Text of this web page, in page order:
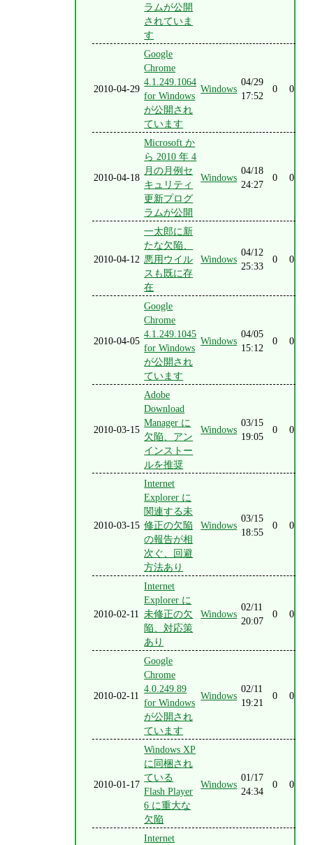
ラムが公開
されていま
す
2010-04-29
Google
Chrome
4.1.249.1064
for Windows
が公開され
ています
Windows
04/29
17:52
0 0
2010-04-18
Microsoft か
ら 2010 年 4
月の月例セ
キュリティ
更新プログ
ラムが公開
Windows
04/18
24:27
0 0
2010-04-12
一太郎に新
たな欠陥、
悪用ウイル
スも既に存
在
Windows
04/12
25:33
0 0
2010-04-05
Google
Chrome
4.1.249.1045
for Windows
が公開され
ています
Windows
04/05
15:12
0 0
2010-03-15
Adobe
Download
Manager に
欠陥、アン
インストー
ルを推奨
Windows
03/15
19:05
0 0
2010-03-15
Internet
Explorer に
関連する未
修正の欠陥
の報告が相
次ぐ、回避
方法あり
Windows
03/15
18:55
0 0
2010-02-11
Internet
Explorer に
未修正の欠
陥、対応策
あり
Windows
02/11
20:07
0 0
2010-02-11
Google
Chrome
4.0.249.89
for Windows
が公開され
ています
Windows
02/11
19:21
0 0
2010-01-17
Windows XP
に同梱され
ている
Flash Player
6 に重大な
欠陥
Windows
01/17
24:34
0 0
Internet